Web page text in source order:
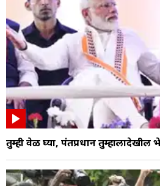
तुम्ही वेळ घ्या, पंतप्रधान तुम्हालादेखील